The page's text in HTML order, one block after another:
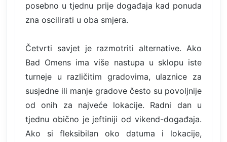
posebno u tjednu prije događaja kad ponuda
zna oscilirati u oba smjera.
Četvrti savjet je razmotriti alternative. Ako
Bad Omens ima više nastupa u sklopu iste
turneje u različitim gradovima, ulaznice za
susjedne ili manje gradove često su povoljnije
od onih za najveće lokacije. Radni dan u
tjednu obično je jeftiniji od vikend-događaja.
Ako si fleksibilan oko datuma i lokacije,